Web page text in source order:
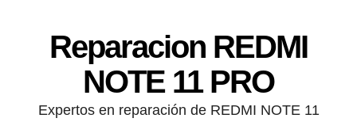
Reparacion REDMI
NOTE 11 PRO
Expertos en reparación de REDMI NOTE 11